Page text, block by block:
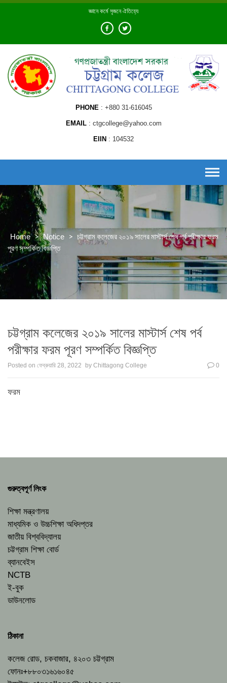
Skip
জ্ঞানে কর্মে সৃজনে ঐতিহ্যে
PHONE +880 31-616045
EMAIL ctgcollege@yahoo.com
EIIN 104532
Home > Notice > চট্টগ্রাম কলেজের ২০১৯ সালের মাস্টার্স শেষ পর্ব পরীক্ষার ফরম
পূরণ সম্পর্কিত বিজ্ঞপ্তি
চট্টগ্রাম কলেজের ২০১৯ সালের মাস্টার্স শেষ পর্ব
পরীক্ষার ফরম পূরণ সম্পর্কিত বিজ্ঞপ্তি
Posted on ফেব্রুয়ারি 28, 2022 by Chittagong College 0
ফরম
গুরুত্বপূর্ণ লিংক
শিক্ষা মন্ত্রণালয়
মাধ্যমিক ও উচ্চশিক্ষা অধিদপ্তর
জাতীয় বিশ্ববিদ্যালয়
চট্টগ্রাম শিক্ষা বোর্ড
ব্যানবেইস
NCTB
ই-বুক
ডাউনলোড
ঠিকানা
কলেজ রোড, চকবাজার, ৪২০৩ চট্টগ্রাম
ফোনঃ+৮৮০৩১৬১৬০৪৫